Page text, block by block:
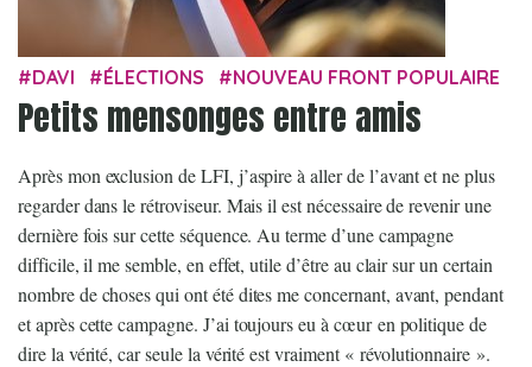
DAVI ÉLECTIONS NOUVEAU FRONT POPULAIRE
Petits mensonges entre amis
Après mon exclusion de LFI, j’aspire à aller de l’avant et ne plus
regarder dans le rétroviseur. Mais il est nécessaire de revenir une
dernière fois sur cette séquence. Au terme d’une campagne
difficile, il me semble, en effet, utile d’être au clair sur un certain
nombre de choses qui ont été dites me concernant, avant, pendant
et après cette campagne. J’ai toujours eu à cœur en politique de
dire la vérité, car seule la vérité est vraiment « révolutionnaire ».